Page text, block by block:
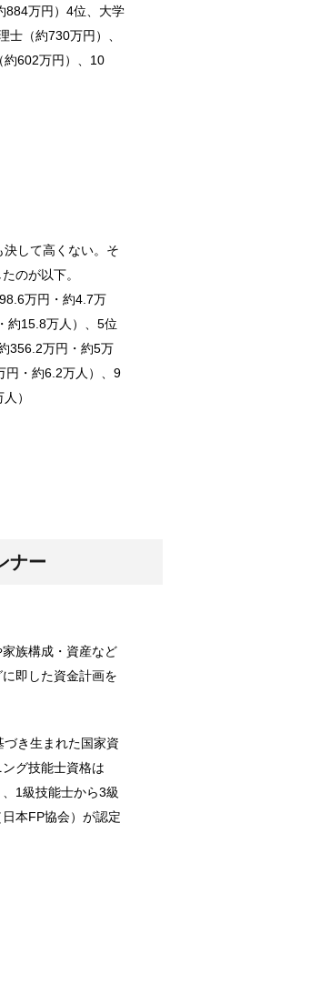
る？
万円）4位、大学
（約730万円）、
602万円）、10
して高くない。そ
のが以下。
万円・約4.7万
15.8万人）、5位
356.2万円・約5万
・約6.2万人）、9
）
ナー
族構成・資産など
即した資金計画を
き生まれた国家資
グ技能士資格は
1級技能士から3級
本FP協会）が認定